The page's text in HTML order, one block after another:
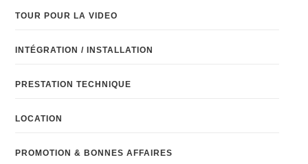
TOUR POUR LA VIDEO
INTÉGRATION / INSTALLATION
PRESTATION TECHNIQUE
LOCATION
PROMOTION & BONNES AFFAIRES